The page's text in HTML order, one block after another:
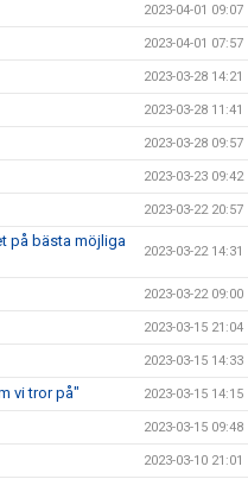
2023-04-01 09:07
2023-04-01 07:57
2023-03-28 14:21
2023-03-28 11:41
2023-03-28 09:57
2023-03-23 09:42
2023-03-22 20:57
på bästa möjliga
2023-03-22 14:31
2023-03-22 09:00
2023-03-15 21:04
2023-03-15 14:33
vi tror på" 2023-03-15 14:15
2023-03-15 09:48
2023-03-10 21:01